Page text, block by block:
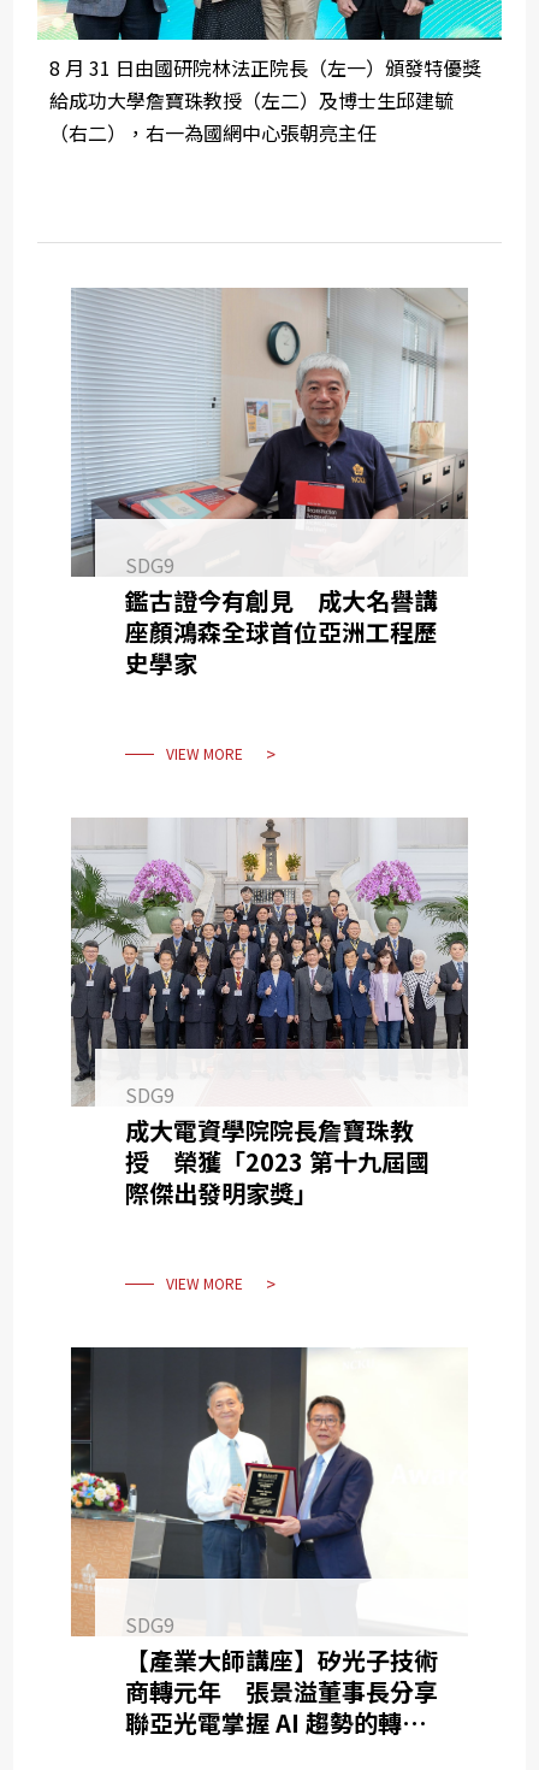
8 月 31 日由國研院林法正院長（左一）頒發特優獎
給成功大學詹寶珠教授（左二）及博士生邱建毓
（右二），右一為國網中心張朝亮主任
SDG9
鑑古證今有創見 成大名譽講
座顏鴻森全球首位亞洲工程歷
史學家
VIEW MORE
SDG9
成大電資學院院長詹寶珠教
授 榮獲「2023 第十九屆國
際傑出發明家獎」
VIEW MORE
SDG9
【產業大師講座】矽光子技術
商轉元年 張景溢董事長分享
聯亞光電掌握 AI 趨勢的轉型